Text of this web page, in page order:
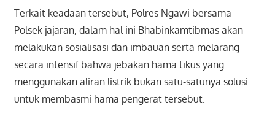
Terkait keadaan tersebut, Polres Ngawi bersama
Polsek jajaran, dalam hal ini Bhabinkamtibmas akan
melakukan sosialisasi dan imbauan serta melarang
secara intensif bahwa jebakan hama tikus yang
menggunakan aliran listrik bukan satu-satunya solusi
untuk membasmi hama pengerat tersebut.